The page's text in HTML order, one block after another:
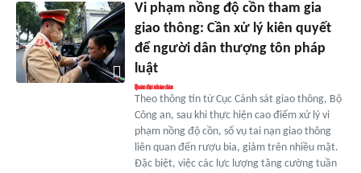
Vi phạm nồng độ cồn tham gia
giao thông: Cần xử lý kiên quyết
để người dân thượng tôn pháp
luật
Theo thông tin từ Cục Cảnh sát giao thông, Bộ
Công an, sau khi thực hiện cao điểm xử lý vi
phạm nồng độ cồn, số vụ tai nạn giao thông
liên quan đến rượu bia, giảm trên nhiều mặt.
Đặc biệt, việc các lực lượng tăng cường tuần